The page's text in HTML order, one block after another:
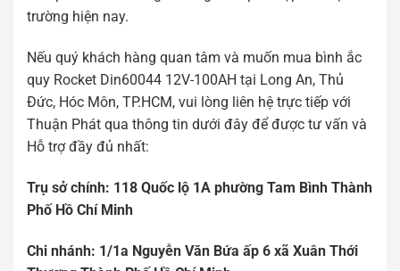
trường hiện nay.
Nếu quý khách hàng quan tâm và muốn mua bình ắc
quy Rocket Din60044 12V-100AH ​​tại Long An, Thủ
Đức, Hóc Môn, TP.HCM, vui lòng liên hệ trực tiếp với
Thuận Phát qua thông tin dưới đây để được tư vấn và
Hỗ trợ đầy đủ nhất:
Trụ sởchính: 118 Quốc lộ 1A phường Tam Bình Thành
PhốHồ Chí Minh
Chi nhánh: 1/1a Nguyễn Văn Bứa ấp 6 xã Xuân Thới